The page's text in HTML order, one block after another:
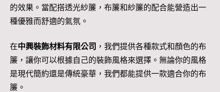
的效果。當配搭透光紗簾，布簾和紗簾的配合能營造出一
種優雅而舒適的氣氛。
在中興裝飾材料有限公司 ，我們提供各種款式和顏色的布
簾，讓你可以根據自己的裝飾風格來選擇。無論你的風格
是現代簡約還是傳統豪華，我們都能提供一款適合你的布
簾。